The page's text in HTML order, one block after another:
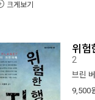
크게보기
위험
2
브린
9,500